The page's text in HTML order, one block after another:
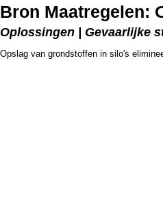
Bron Maatregelen:
Oplossingen | Gevaarlijke
Opslag van grondstoffen in silo's